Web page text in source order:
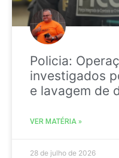
Policia:
investigados
e lavagem de
VER MATÉRIA »
28 de julho de 2026